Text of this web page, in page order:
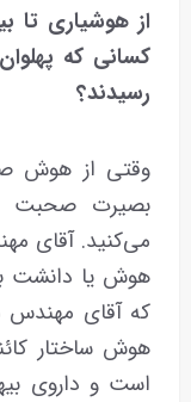
از هوشیاری تا
کسانی که
رسیدند؟
وقتی از هوش
بصیرت صحبت
می‌کنید. آقای
هوش یا دانشت
که آقای
هوش ساختار
است و داروی